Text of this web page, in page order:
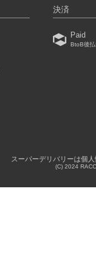
決済
Paid
BtoB後
スーパーデリバリーは個
(C) 2024